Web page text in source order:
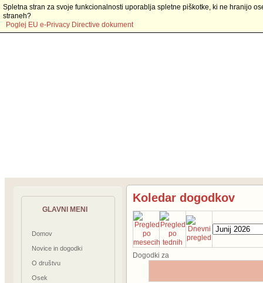
GLAVNI MENI
Domov
Novice in dogodki
O društvu
Osek
Koledar dogodkov
Dogodki za
Spletna stran za svoje funkcionalnosti uporablja spletne piškotke, ki ne hranijo
straneh?
Poglej EU e-Privacy Directive dokument